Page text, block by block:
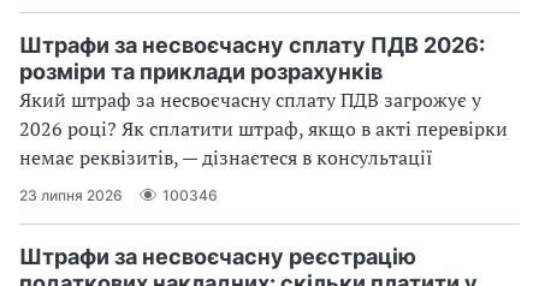
Штрафи за несвоєчасну сплату ПДВ 2026:
розміри та приклади розрахунків
Який штраф за несвоєчасну сплату ПДВ загрожує у
2026 році? Як сплатити штраф, якщо в акті перевірки
немає реквізитів, — дізнаєтеся в консультації
23 липня 2026 100346
Штрафи за несвоєчасну реєстрацію